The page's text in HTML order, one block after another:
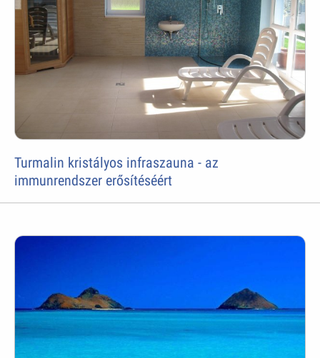
Turmalin kristályos infraszauna - az
immunrendszer erősítéséért